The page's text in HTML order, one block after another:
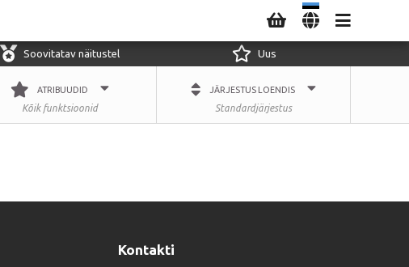
Soovitatav näitustel Uus
ATRIBUUDID
Kõik funktsioonid
JÄRJESTUS LOENDIS
Standardjärjestus
Kontakti